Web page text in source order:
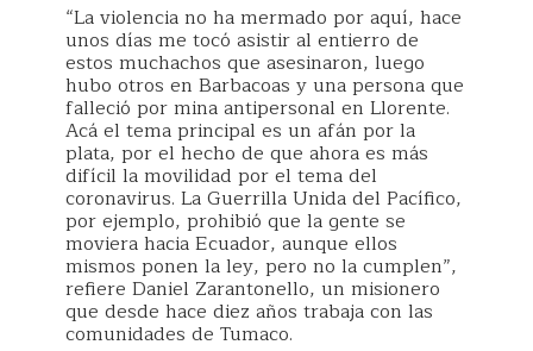
“La violencia no ha mermado por aquí, hace
unos días me tocó asistir al entierro de
estos muchachos que asesinaron, luego
hubo otros en Barbacoas y una persona que
falleció por mina antipersonal en Llorente.
Acá el tema principal es un afán por la
plata, por el hecho de que ahora es más
difícil la movilidad por el tema del
coronavirus. La Guerrilla Unida del Pacífico,
por ejemplo, prohibió que la gente se
moviera hacia Ecuador, aunque ellos
mismos ponen la ley, pero no la cumplen”,
refiere Daniel Zarantonello, un misionero
que desde hace diez años trabaja con las
comunidades de Tumaco.